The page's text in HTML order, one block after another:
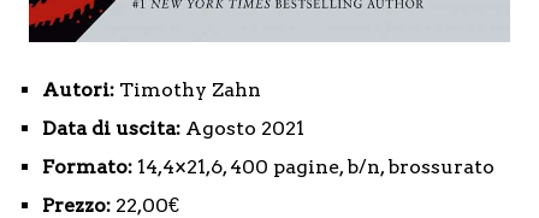
Autori: Timothy Zahn
Data di uscita: Agosto 2021
Formato: 14,4×21,6, 400 pagine, b/n, brossurato
Prezzo: 22,00€